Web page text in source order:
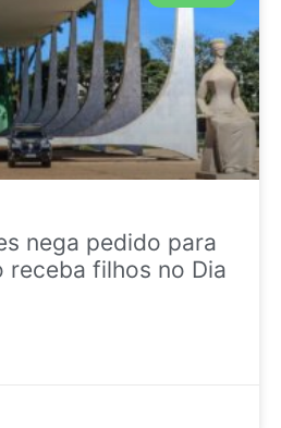
nega pedido para
receba filhos no Dia